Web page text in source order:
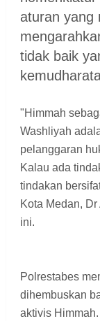
aturan yang
tidak baik
"Himmah
Washliyah
pelanggaran
Kalau ada
tindakan
Kota Medan,
ini.
Polrestabes
dihembuskan
aktivis